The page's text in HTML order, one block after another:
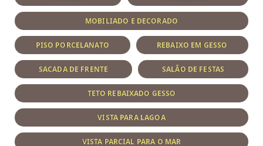
MOBILIADO E DECORADO
PISO PORCELANATO REBAIXO EM GESSO
SACADA DE FRENTE SALÃO DE FESTAS
TETO REBAIXADO GESSO
VISTA PARA LAGOA
VISTA PARCIAL PARA O MAR